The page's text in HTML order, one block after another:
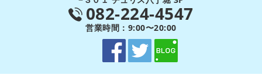
082-224-4547
営業時間：9:00〜20:00